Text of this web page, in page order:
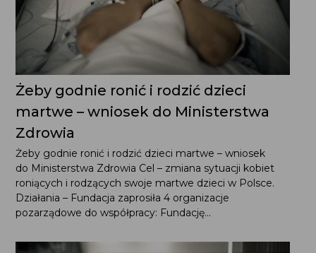
Żeby godnie ronić i rodzić dzieci
martwe – wniosek do Ministerstwa
Zdrowia
Żeby godnie ronić i rodzić dzieci martwe – wniosek
do Ministerstwa Zdrowia Cel – zmiana sytuacji kobiet
roniących i rodzących swoje martwe dzieci w Polsce.
Działania – Fundacja zaprosiła 4 organizacje
pozarządowe do współpracy: Fundację...